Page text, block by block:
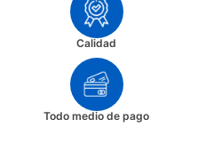
Calidad
Todo medio de pago